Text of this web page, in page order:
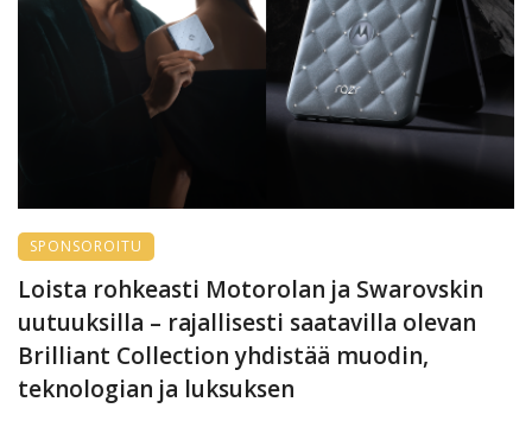
SPONSOROITU
Loista rohkeasti Motorolan ja Swarovskin
uutuuksilla – rajallisesti saatavilla olevan
Brilliant Collection yhdistää muodin,
teknologian ja luksuksen